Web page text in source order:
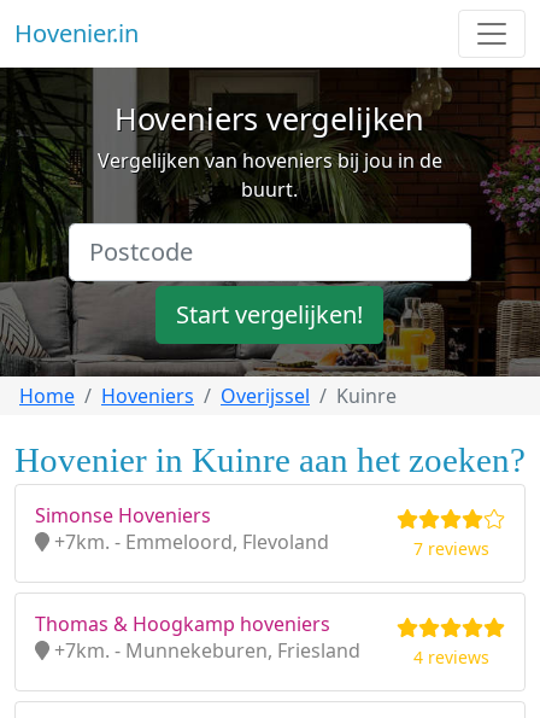
Hovenier.in
Hoveniers vergelijken
Vergelijken van hoveniers bij jou in de
buurt.
Start vergelijken!
Home Hoveniers Overijssel Kuinre
Hovenier in Kuinre aan het zoeken?
Simonse Hoveniers
+7km. - Emmeloord, Flevoland
7 reviews
Thomas & Hoogkamp hoveniers
+7km. - Munnekeburen, Friesland
4 reviews